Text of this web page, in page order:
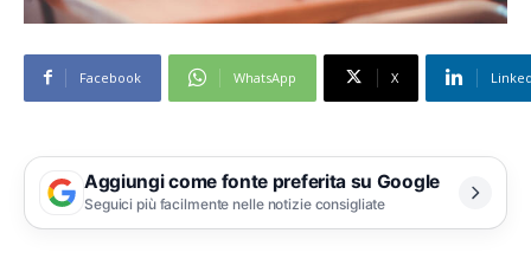
Facebook WhatsApp X
Aggiungi come fonte preferita su Google
Seguici più facilmente nelle notizie consigliate